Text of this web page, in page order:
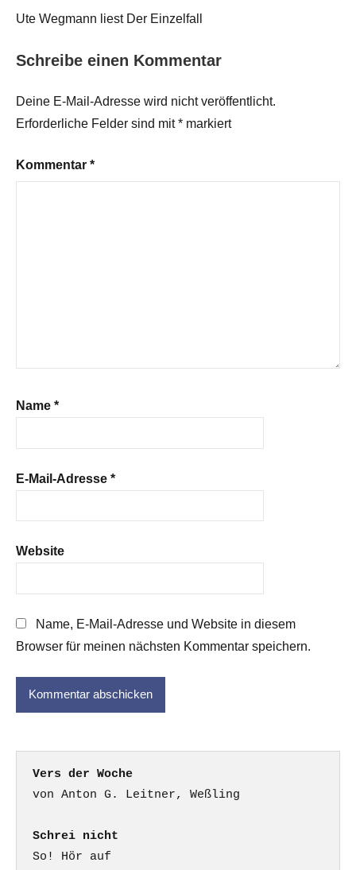
Ute Wegmann liest Der Einzelfall
Schreibe einen Kommentar
Deine E-Mail-Adresse wird nicht veröffentlicht.
Erforderliche Felder sind mit* markiert
Kommentar *
Name *
E-Mail-Adresse *
Website
Name, E-Mail-Adresse und Website in diesem
Browser für meinen nächsten Kommentar speichern.
Vers der Woche
Schrei nicht
So! Hör auf